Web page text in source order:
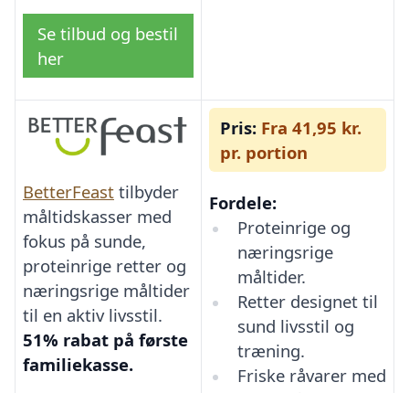
Se tilbud og bestil
her
BetterFeast tilbyder
måltidskasser med
fokus på sunde,
proteinrige retter og
næringsrige måltider
til en aktiv livsstil.
51% rabat på første
familiekasse.
Pris: Fra 41,95 kr.
pr. portion
Fordele:
Proteinrige og
næringsrige
måltider.
Retter designet til
sund livsstil og
træning.
Friske råvarer med